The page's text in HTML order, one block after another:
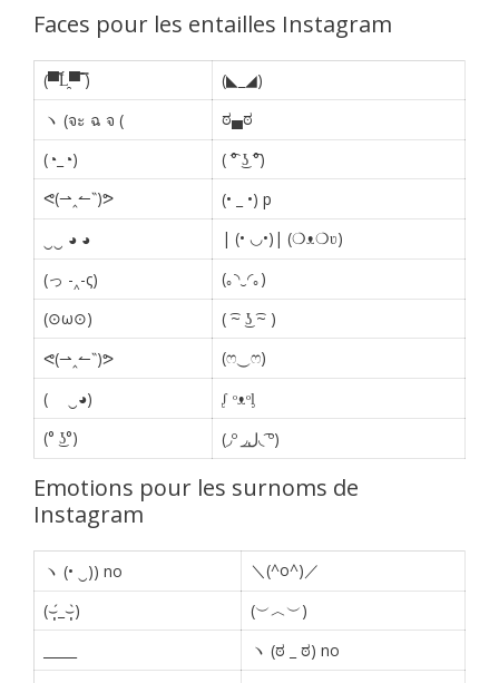
Faces pour les entailles Instagram
(▀̿Ĺ̯▀̿ ̿)
(◣_◢)
ヽ (จะ ฉ จ (
ಠ▄ಠ
(◔_◔)
( ͡° ͜ʖ ͡°)
ᕙ(⇀‸↼‶)ᕗ
(• _ •) p
‿‿ ◕ ◕
| (• ◡•)| (❍ᴥ❍ʋ)
(っ -‸-ς)
(｡◝‿◜｡)
(⊙ω⊙)
( ͡~ ͜ʖ ͡~ )
ᕙ(⇀‸↼‶)ᕗ
(ෆ‿ෆ)
(ゝ ‿◕)
ᶘ ᵒᴥᵒᶅ
(° ͜ʖ°)
(◞º ◞ل͟◟ ͡º)
Emotions pour les surnoms de
Instagram
ヽ (• ‿)) no
＼(^o^)／
(⌣̩̩́_⌣̩̩̀)
(︶︿︶)
ヽ (ಠ _ ಠ) no